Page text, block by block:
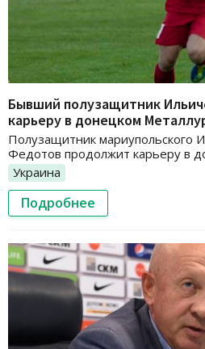
Бывший полузащитник
карьеру в донецком
Полузащитник мариупольского
Федотов продолжит карьеру в
Украина
Подробнее